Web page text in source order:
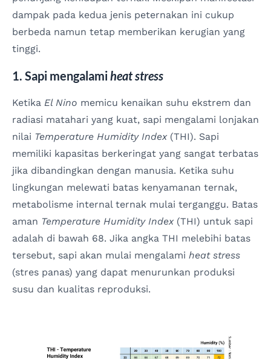
dampak pada kedua jenis peternakan ini cukup
berbeda namun tetap memberikan kerugian yang
tinggi.
1. Sapi mengalamiheat stress
Ketika El Nino memicu kenaikan suhu ekstrem dan
radiasi matahari yang kuat, sapi mengalami lonjakan
nilai Temperature Humidity Index(THI). Sapi
memiliki kapasitas berkeringat yang sangat terbatas
jika dibandingkan dengan manusia. Ketika suhu
lingkungan melewati batas kenyamanan ternak,
metabolisme internal ternak mulai terganggu. Batas
aman Temperature Humidity Index(THI) untuk sapi
adalah di bawah 68. Jika angka THI melebihi batas
tersebut, sapi akan mulai mengalami heat stress
(stres panas) yang dapat menurunkan produksi
susu dan kualitas reproduksi.